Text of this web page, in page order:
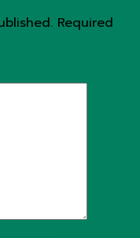
Required